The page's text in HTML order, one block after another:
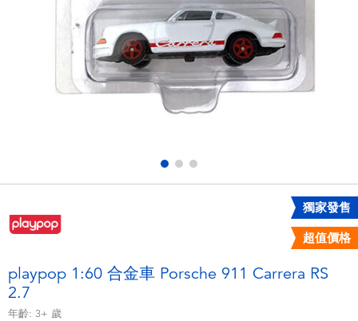
電子玩具
遊戲及拼圖系列
派對用品
毛毛公仔玩具
LEGO樂高
Barbie芭比
NERF熱火 獨家發售
超值價格
playpop 1:60 合金車 Porsche 911 Carrera RS
2.7
年齡: 3+ 歲